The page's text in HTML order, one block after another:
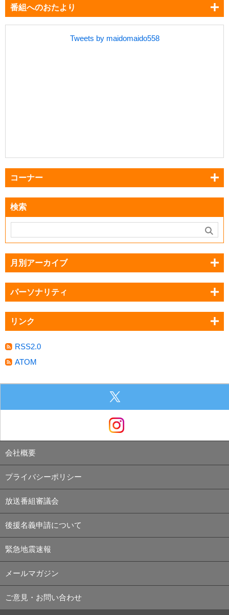
番組へのおたより
Tweets by maidomaido558
コーナー
検索
月別アーカイブ
パーソナリティ
リンク
RSS2.0
ATOM
会社概要
プライバシーポリシー
放送番組審議会
後援名義申請について
緊急地震速報
メールマガジン
ご意見・お問い合わせ